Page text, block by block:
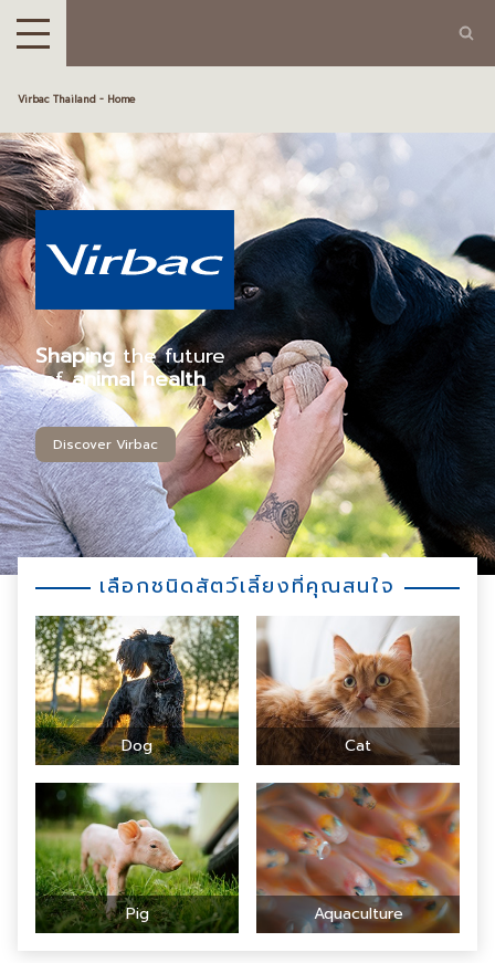
Virbac Thailand - Home
Shapingthe future
ofanimal health
Discover Virbac
เลือกชนิดสัตว์เลี้ยงที่คุณสนใจ
Dog Cat
Pig Aquaculture